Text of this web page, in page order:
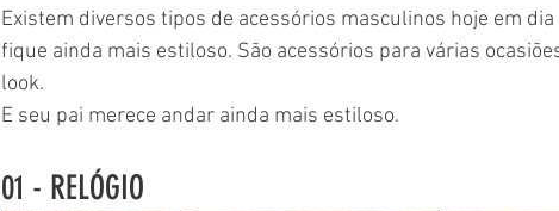
Existem diversos tipos de acessórios masculinos hoje em
fique ainda mais estiloso. São acessórios para várias
look.
E seu pai merece andar ainda mais estiloso.
01 - RELÓGIO